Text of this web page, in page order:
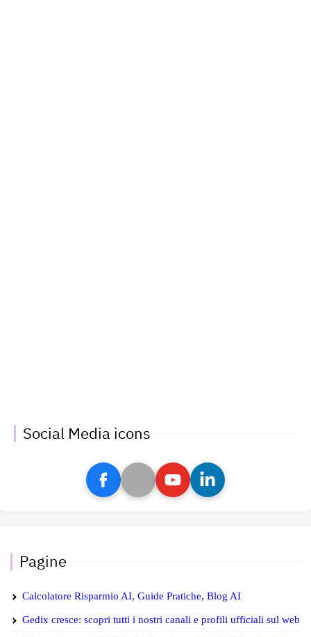
Social Media icons
Pagine
Calcolatore Risparmio AI, Guide Pratiche, Blog AI
Gedix cresce: scopri tutti i nostri canali e profili ufficiali sul web